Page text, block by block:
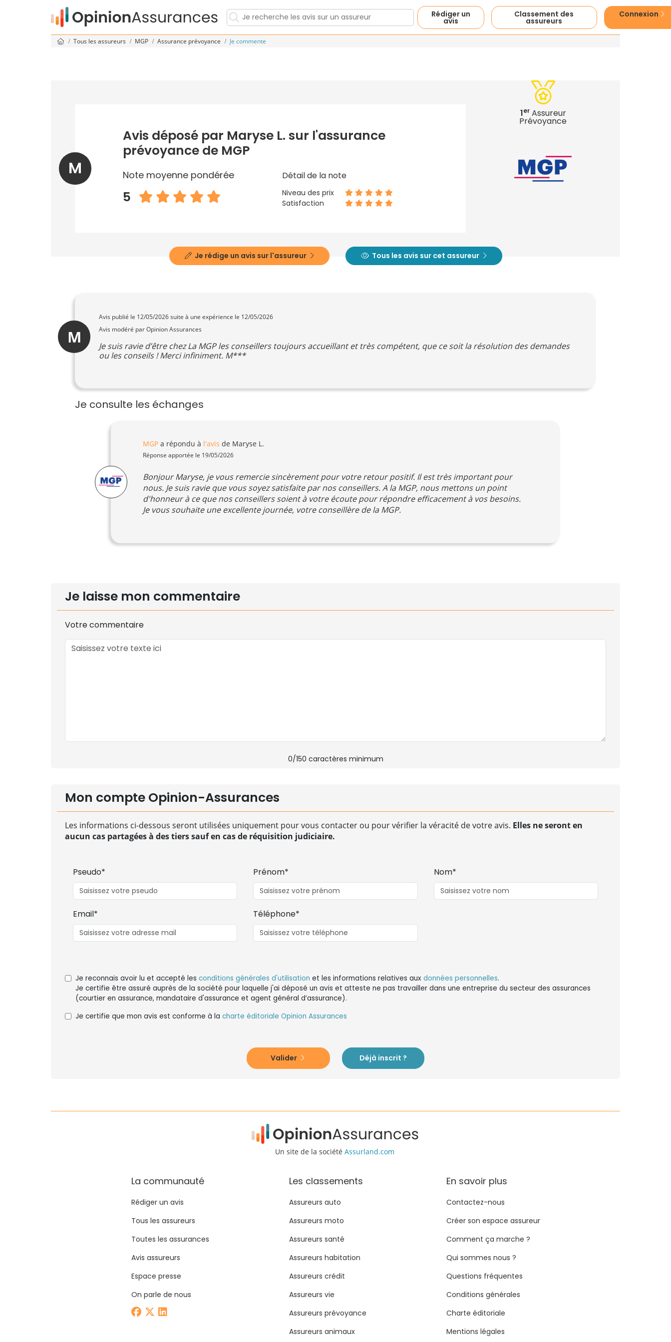
Rédiger un
avis
Classement des
assureurs
Connexion
Tous les assureurs MGP Assurance prévoyance Je commente
M
Avis déposé par Maryse L. sur l'assurance
prévoyance de MGP
Note moyenne pondérée
5
Détail de la note
Niveau des prix
Satisfaction
1er Assureur
Prévoyance
Je rédige un avis sur l'assureur Tous les avis sur cet assureur
M
Avis publié le 12/05/2026suite à une expérience le 12/05/2026
Avis modéré par Opinion Assurances
Je suis ravie d’être chez La MGP les conseillers toujours accueillant et très compétent, que ce soit la résolution des demandes
ou les conseils ! Merci infiniment. M***
Je consulte les échanges
MGP a répondu à l'avis de Maryse L.
Réponse apportée le 19/05/2026
Bonjour Maryse, je vous remercie sincèrement pour votre retour positif. Il est très important pour
nous. Je suis ravie que vous soyez satisfaite par nos conseillers. A la MGP, nous mettons un point
d'honneur à ce que nos conseillers soient à votre écoute pour répondre efficacement à vos besoins.
Je vous souhaite une excellente journée, votre conseillère de la MGP.
Je laisse mon commentaire
Votre commentaire
0/150 caractères minimum
Mon compte Opinion-Assurances
Les informations ci-dessous seront utilisées uniquement pour vous contacter ou pour vérifier la véracité de votre avis. Elles ne seront en
aucun cas partagées à des tiers sauf en cas de réquisition judiciaire.
Pseudo* Prénom* Nom*
Email* Téléphone*
Je reconnais avoir lu et accepté les conditions générales d'utilisation et les informations relatives aux données personnelles.
Je certifie être assuré auprès de la société pour laquelle j'ai déposé un avis et atteste ne pas travailler dans une entreprise du secteur des assurances
(courtier en assurance, mandataire d'assurance et agent général d’assurance).
Je certifie que mon avis est conforme à la charte éditoriale Opinion Assurances
Valider Déjà inscrit ?
Un site de la société Assurland.com
La communauté
Rédiger un avis
Tous les assureurs
Toutes les assurances
Avis assureurs
Espace presse
On parle de nous
Les classements
Assureurs auto
Assureurs moto
Assureurs santé
Assureurs habitation
Assureurs crédit
Assureurs vie
Assureurs prévoyance
Assureurs animaux
En savoir plus
Contactez-nous
Créer son espace assureur
Comment ça marche ?
Qui sommes nous ?
Questions fréquentes
Conditions générales
Charte éditoriale
Mentions légales